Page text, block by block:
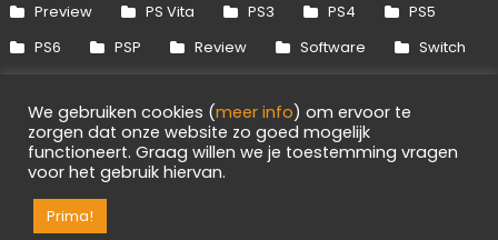
Preview
PS Vita PS3 PS4
PS5
PS6
PSP Review Software
Switch
Xbox 360
Xbox One Xbox Series
We gebruiken cookies (meer info) om ervoor te
zorgen dat onze website zo goed mogelijk
functioneert. Graag willen we je toestemming vragen
voor het gebruik hiervan.
Prima!